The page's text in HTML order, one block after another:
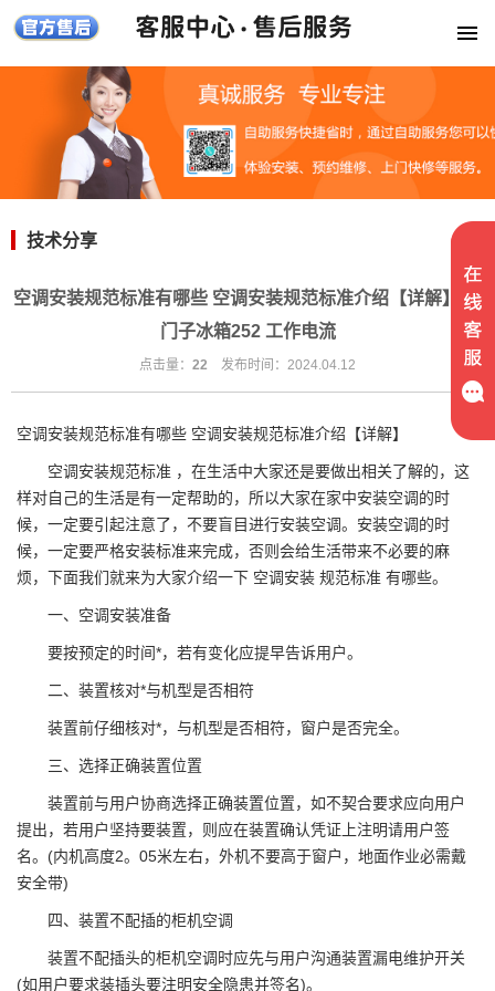
技术分享
空调安装规范标准有哪些 空调安装规范标准介绍【详解】-西
门子冰箱252 工作电流
点击量： 22 发布时间：2024.04.12
空调安装规范标准有哪些 空调安装规范标准介绍【详解】
空调安装规范标准 ，在生活中大家还是要做出相关了解的，这
样对自己的生活是有一定帮助的，所以大家在家中安装空调的时
候，一定要引起注意了，不要盲目进行安装空调。安装空调的时
候，一定要严格安装标准来完成，否则会给生活带来不必要的麻
烦，下面我们就来为大家介绍一下 空调安装 规范标准 有哪些。
一、空调安装准备
要按预定的时间*，若有变化应提早告诉用户。
二、装置核对*与机型是否相符
装置前仔细核对*，与机型是否相符，窗户是否完全。
三、选择正确装置位置
装置前与用户协商选择正确装置位置，如不契合要求应向用户
提出，若用户坚持要装置，则应在装置确认凭证上注明请用户签
名。(内机高度2。05米左右，外机不要高于窗户，地面作业必需戴
安全带)
四、装置不配插的柜机空调
装置不配插头的柜机空调时应先与用户沟通装置漏电维护开关
(如用户要求装插头要注明安全隐患并签名)。